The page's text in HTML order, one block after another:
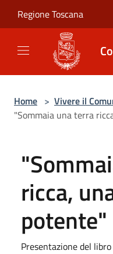
Regione Toscana
Home > Vivere il
"Sommaia una terra
ricca,
potente"
Presentazione del